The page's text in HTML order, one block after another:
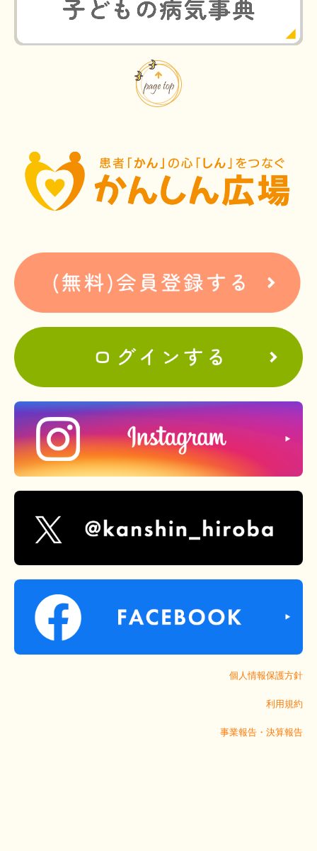
個人情報保護方針
利用規約
事業報告・決算報告